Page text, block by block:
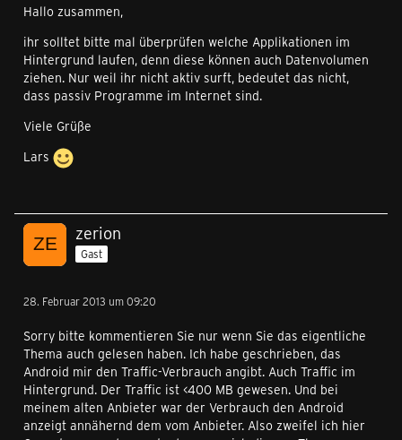
Hallo zusammen,
ihr solltet bitte mal überprüfen welche Applikationen im
Hintergrund laufen, denn diese können auch Datenvolumen
ziehen. Nur weil ihr nicht aktiv surft, bedeutet das nicht,
dass passiv Programme im Internet sind.
Viele Grüße
Lars
zerion
Gast
28. Februar 2013 um 09:20
Sorry bitte kommentieren Sie nur wenn Sie das eigentliche
Thema auch gelesen haben. Ich habe geschrieben, das
Android mir den Traffic-Verbrauch angibt. Auch Traffic im
Hintergrund. Der Traffic ist <400 MB gewesen. Und bei
meinem alten Anbieter war der Verbrauch den Android
anzeigt annähernd dem vom Anbieter. Also zweifel ich hier